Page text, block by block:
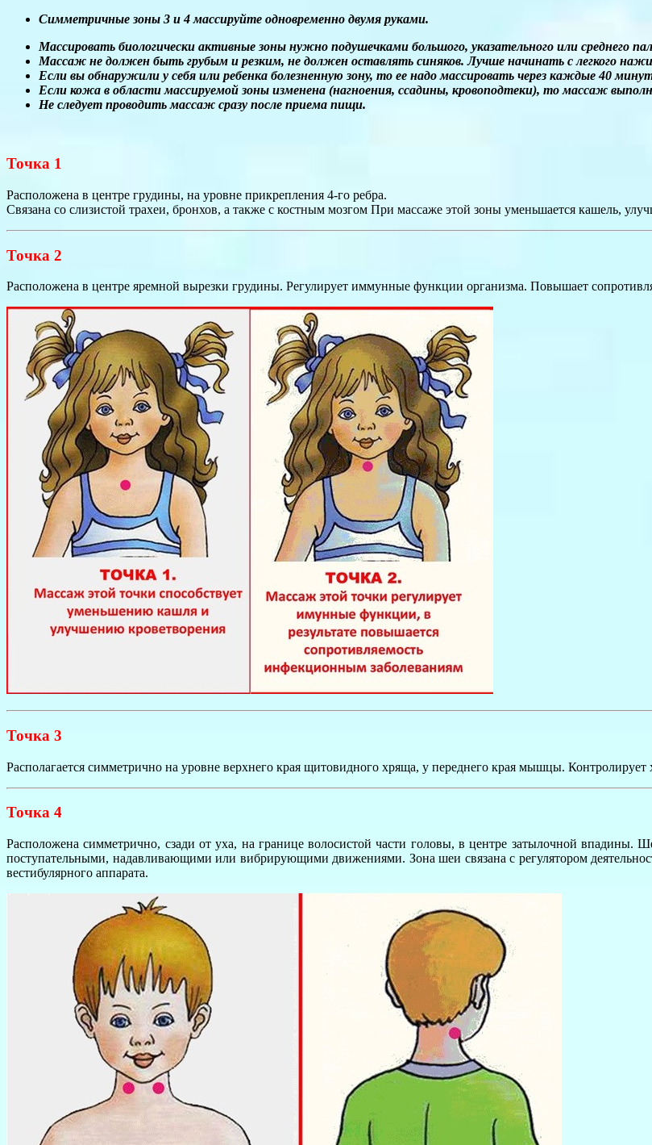
Симметричные зоны 3 и 4 массируйте одновременно двумя руками.
Массировать биологически активные зоны нужно подушечками большого, указательного или среднего
Массаж не должен быть грубым и резким, не должен оставлять синяков. Лучше начинать с легкого
Если вы обнаружили у себя или ребенка болезненную зону, то ее надо массировать через каждые 40
Если кожа в области массируемой зоны изменена (нагноения, ссадины, кровоподтеки), то массаж
Не следует проводить массаж сразу после приема пищи.
Точка 1
Расположена в центре грудины, на уровне прикрепления 4-го ребра.
Связана со слизистой трахеи, бронхов, а также с костным мозгом При массаже этой зоны уменьшается кашель,
Точка 2
Расположена в центре яремной вырезки грудины. Регулирует иммунные функции организма. Повышает
Точка 3
Располагается симметрично на уровне верхнего края щитовидного хряща, у переднего края мышцы.
Точка 4
Расположена симметрично, сзади от уха, на границе волосистой части головы, в центре затылочной впадины.
поступательными, надавливающими или вибрирующими движениями. Зона шеи связана с регулятором
вестибулярного аппарата.